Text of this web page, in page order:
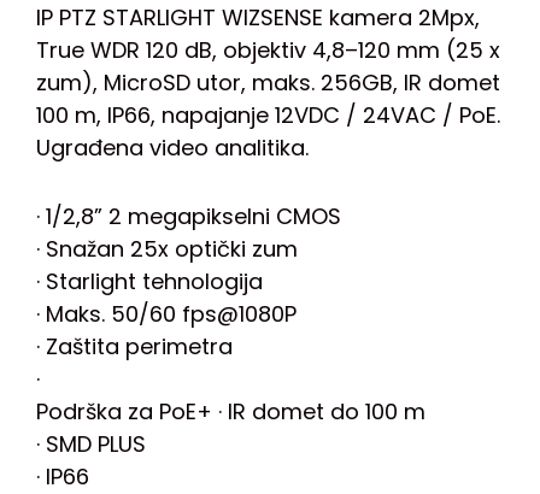
IP PTZ STARLIGHT WIZSENSE kamera 2Mpx,
True WDR 120 dB, objektiv 4,8–120 mm (25 x
zum), MicroSD utor, maks. 256GB, IR domet
100 m, IP66, napajanje 12VDC / 24VAC / PoE.
Ugrađena video analitika.
· 1/2,8” 2 megapikselni CMOS
· Snažan 25x optički zum
· Starlight tehnologija
· Maks. 50/60 fps@1080P
· Zaštita perimetra
·
Podrška za PoE+ · IR domet do 100 m
· SMD PLUS
· IP66